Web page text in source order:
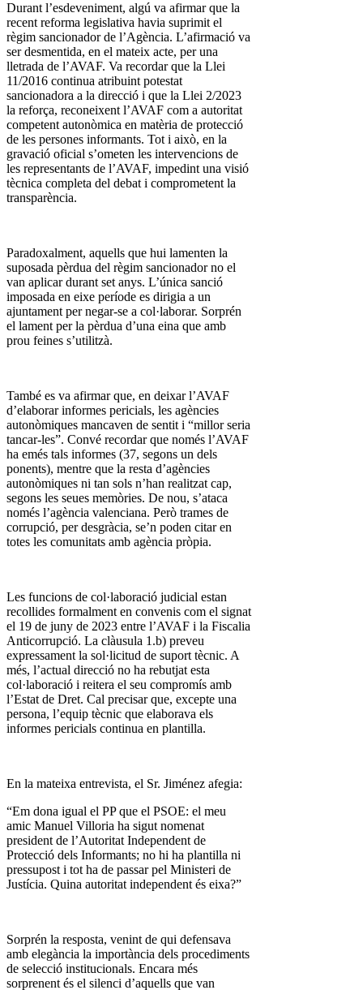
Durant l’esdeveniment, algú va afirmar que la
recent reforma legislativa havia suprimit el
règim sancionador de l’Agència. L’afirmació va
ser desmentida, en el mateix acte, per una
lletrada de l’AVAF. Va recordar que la Llei
11/2016 continua atribuint potestat
sancionadora a la direcció i que la Llei 2/2023
la reforça, reconeixent l’AVAF com a autoritat
competent autonòmica en matèria de protecció
de les persones informants. Tot i això, en la
gravació oficial s’ometen les intervencions de
les representants de l’AVAF, impedint una visió
tècnica completa del debat i comprometent la
transparència.
Paradoxalment, aquells que hui lamenten la
suposada pèrdua del règim sancionador no el
van aplicar durant set anys. L’única sanció
imposada en eixe període es dirigia a un
ajuntament per negar-se a col·laborar. Sorprén
el lament per la pèrdua d’una eina que amb
prou feines s’utilitzà.
També es va afirmar que, en deixar l’AVAF
d’elaborar informes pericials, les agències
autonòmiques mancaven de sentit i “millor seria
tancar-les”. Convé recordar que només l’AVAF
ha emés tals informes (37, segons un dels
ponents), mentre que la resta d’agències
autonòmiques ni tan sols n’han realitzat cap,
segons les seues memòries. De nou, s’ataca
només l’agència valenciana. Però trames de
corrupció, per desgràcia, se’n poden citar en
totes les comunitats amb agència pròpia.
Les funcions de col·laboració judicial estan
recollides formalment en convenis com el signat
el 19 de juny de 2023 entre l’AVAF i la Fiscalia
Anticorrupció. La clàusula 1.b) preveu
expressament la sol·licitud de suport tècnic. A
més, l’actual direcció no ha rebutjat esta
col·laboració i reitera el seu compromís amb
l’Estat de Dret. Cal precisar que, excepte una
persona, l’equip tècnic que elaborava els
informes pericials continua en plantilla.
En la mateixa entrevista, el Sr. Jiménez afegia:
“Em dona igual el PP que el PSOE: el meu
amic Manuel Villoria ha sigut nomenat
president de l’Autoritat Independent de
Protecció dels Informants; no hi ha plantilla ni
pressupost i tot ha de passar pel Ministeri de
Justícia. Quina autoritat independent és eixa?”
Sorprén la resposta, venint de qui defensava
amb elegància la importància dels procediments
de selecció institucionals. Encara més
sorprenent és el silenci d’aquells que van